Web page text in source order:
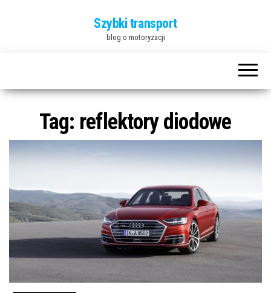
Szybki transport
blog o motoryzacji
Tag: reflektory diodowe